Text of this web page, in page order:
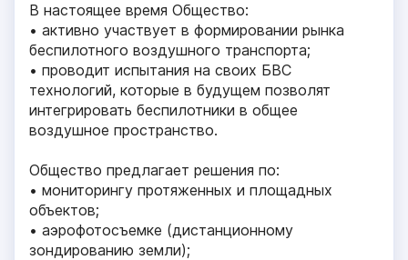
В настоящее время Общество:
• активно участвует в формировании рынка
беспилотного воздушного транспорта;
• проводит испытания на своих БВС
технологий, которые в будущем позволят
интегрировать беспилотники в общее
воздушное пространство.
Общество предлагает решения по:
• мониторингу протяженных и площадных
объектов;
• аэрофотосъемке (дистанционному
зондированию земли);